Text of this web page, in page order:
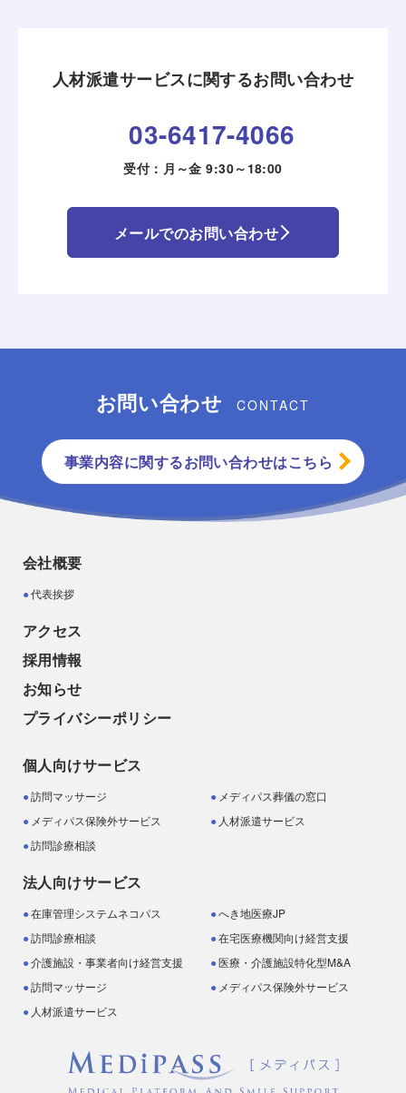
人材派遣サービスに関するお問い合わせ
03-6417-4066
受付：月～金 9:30～18:00
メールでのお問い合わせ
お問い合わせ CONTACT
事業内容に関するお問い合わせはこちら
会社概要
代表挨拶
アクセス
採用情報
お知らせ
プライバシーポリシー
個人向けサービス
訪問マッサージ
メディパス葬儀の窓口
メディパス保険外サービス
人材派遣サービス
訪問診療相談
法人向けサービス
在庫管理システムネコパス
へき地医療JP
訪問診療相談
在宅医療機関向け経営支援
介護施設・事業者向け経営支援
医療・介護施設特化型M&A
訪問マッサージ
メディパス保険外サービス
人材派遣サービス